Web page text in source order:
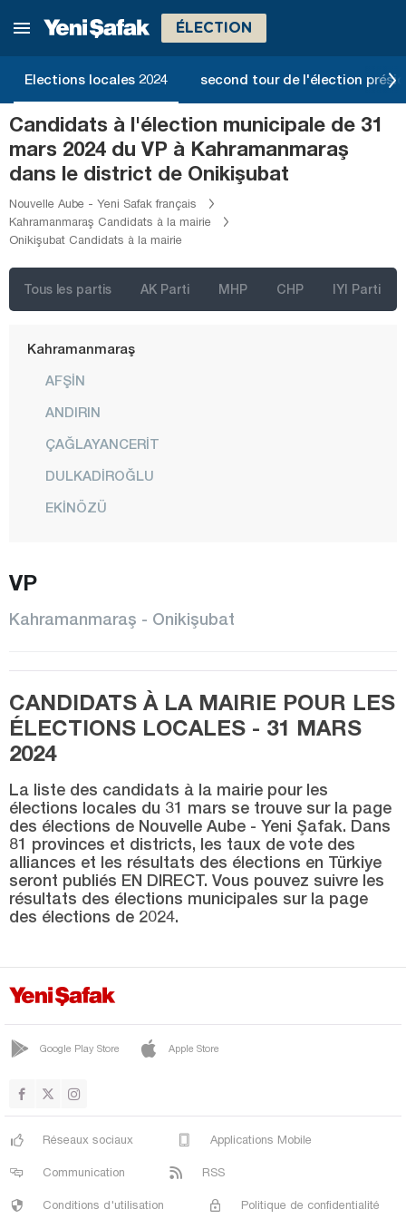
ÉLECTION
Elections locales 2024 second tour de l'élection
Candidats à l'élection municipale de 31
mars 2024 du VP à Kahramanmaraş
dans le district de Onikişubat
Nouvelle Aube - Yeni Safak français
Kahramanmaraş Candidats à la mairie
Onikişubat Candidats à la mairie
Tous les partis AK Parti MHP CHP IYI Parti
Erzincan
Erzurum
Eskişehir
Gaziantep
Giresun
Gümüşhane
Hatay
Isparta
Kahramanmaraş
AFŞİN
ANDIRIN
ÇAĞLAYANCERİT
DULKADİROĞLU
EKİNÖZÜ
PAZARCIK
TÜRKOĞLU
Karabük
Kars
Kastamonu
Kayseri
Kilis
Kırıkkale
Kırşehir
Kocaeli
Konya
Kütahya
Malatya
Manisa
Mardin
Mersin
VP
Kahramanmaraş - Onikişubat
CANDIDATS À LA MAIRIE POUR LES
ÉLECTIONS LOCALES - 31 MARS
2024
La liste des candidats à la mairie pour les
élections locales du 31 mars se trouve sur la page
des élections de Nouvelle Aube - Yeni Şafak. Dans
81 provinces et districts, les taux de vote des
alliances et les résultats des élections en Türkiye
seront publiés EN DIRECT. Vous pouvez suivre les
résultats des élections municipales sur la page
des élections de 2024.
Google Play Store Apple Store
Réseaux sociaux Applications Mobile
Communication RSS
Conditions d'utilisation Politique de confidentialité